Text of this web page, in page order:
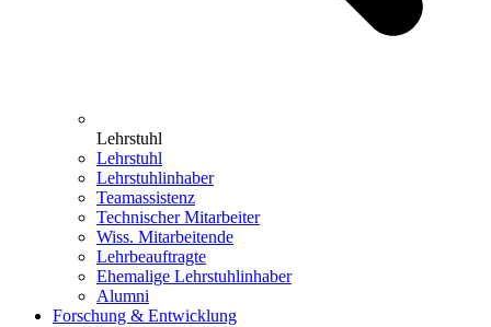
Lehrstuhl
Lehrstuhl
Lehrstuhlinhaber
Teamassistenz
Technischer Mitarbeiter
Wiss. Mitarbeitende
Lehrbeauftragte
Ehemalige Lehrstuhlinhaber
Alumni
Forschung & Entwicklung